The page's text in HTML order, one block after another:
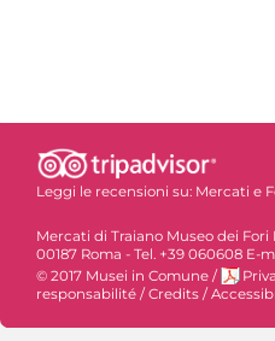
Leggi le recensioni su: Mercati e
Mercati di Traiano Museo dei
00187 Roma - Tel. +39 060608
© 2017 Musei in Comune /
responsabilité / Credits /